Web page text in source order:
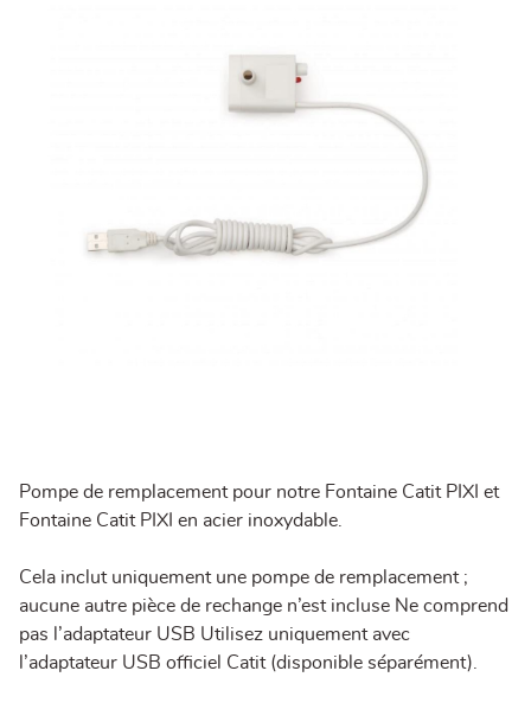
Pompe de remplacement pour notre Fontaine Catit PIXI et
Fontaine Catit PIXI en acier inoxydable.
Cela inclut uniquement une pompe de remplacement ;
aucune autre pièce de rechange n’est incluse Ne comprend
pas l’adaptateur USB Utilisez uniquement avec
l’adaptateur USB officiel Catit (disponible séparément).